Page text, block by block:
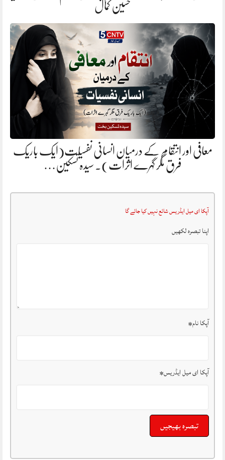
حسین کمال
معافی اور انتقام کے درمیان انسانی نفسیات(ایک باریک
فرق مگر گہرے اثرات). سیدہ تسکین…
آپکا ای میل ایڈریس شائع نہیں کیا جائے گا
اپنا تبصرہ لکھیں
آپکا نام*
آپکا ای میل ایڈریس*